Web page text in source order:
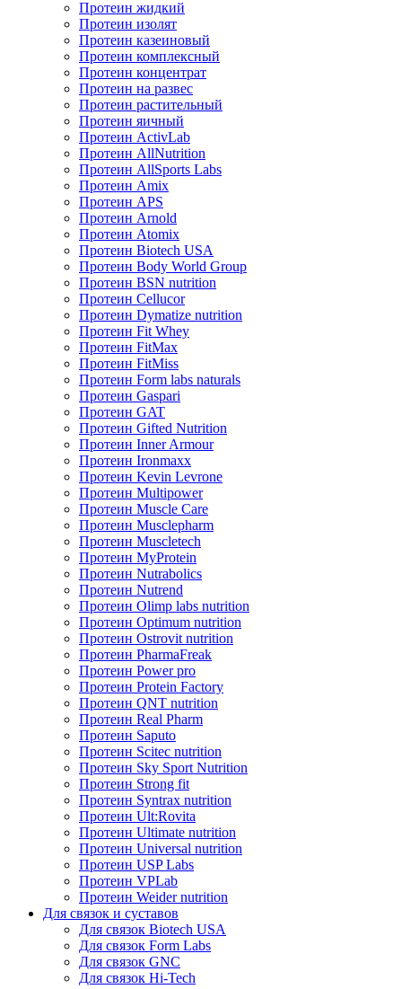
Протеин жидкий
Протеин изолят
Протеин казеиновый
Протеин комплексный
Протеин концентрат
Протеин на развес
Протеин растительный
Протеин яичный
Протеин ActivLab
Протеин AllNutrition
Протеин AllSports Labs
Протеин Amix
Протеин APS
Протеин Arnold
Протеин Atomix
Протеин Biotech USA
Протеин Body World Group
Протеин BSN nutrition
Протеин Cellucor
Протеин Dymatize nutrition
Протеин Fit Whey
Протеин FitMax
Протеин FitMiss
Протеин Form labs naturals
Протеин Gaspari
Протеин GAT
Протеин Gifted Nutrition
Протеин Inner Armour
Протеин Ironmaxx
Протеин Kevin Levrone
Протеин Multipower
Протеин Muscle Care
Протеин Musclepharm
Протеин Muscletech
Протеин MyProtein
Протеин Nutrabolics
Протеин Nutrend
Протеин Olimp labs nutrition
Протеин Optimum nutrition
Протеин Ostrovit nutrition
Протеин PharmaFreak
Протеин Power pro
Протеин Protein Factory
Протеин QNT nutrition
Протеин Real Pharm
Протеин Saputo
Протеин Scitec nutrition
Протеин Sky Sport Nutrition
Протеин Strong fit
Протеин Syntrax nutrition
Протеин Ult:Rovita
Протеин Ultimate nutrition
Протеин Universal nutrition
Протеин USP Labs
Протеин VPLab
Протеин Weider nutrition
Для связок и суставов
Для связок Biotech USA
Для связок Form Labs
Для связок GNC
Для связок Hi-Tech